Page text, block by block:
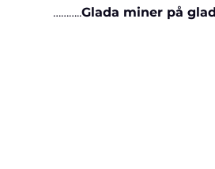
………..Glada miner på